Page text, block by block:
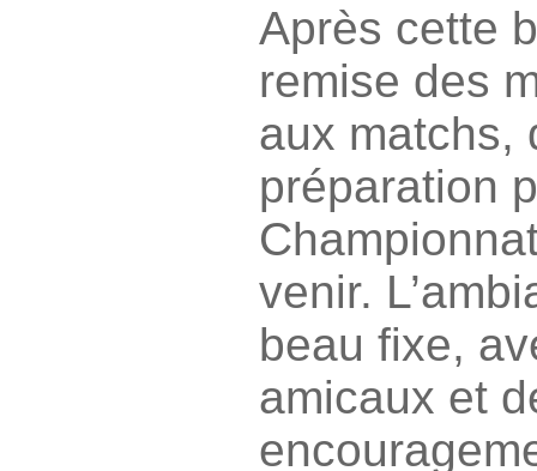
Après cette
remise des
aux matchs,
préparation
venir.
beau fixe,
amicaux et